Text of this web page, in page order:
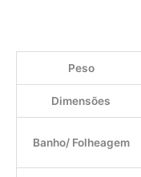
Peso
Dimensões
Banho/ Folheagem